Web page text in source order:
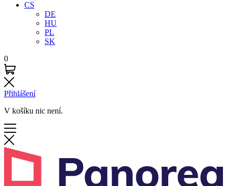
CS
DE
HU
PL
SK
0
Přihlášení
V košíku nic není.